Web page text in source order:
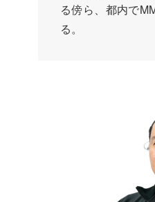
る傍ら、都内で
る。